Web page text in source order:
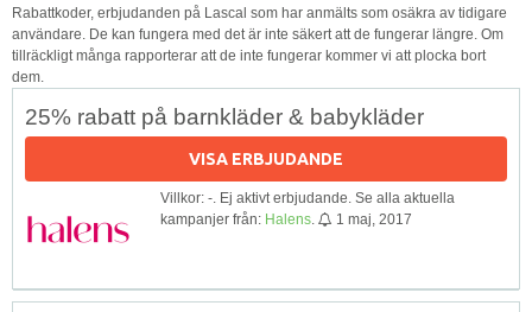
Rabattkoder, erbjudanden på Lascal som har anmälts som osäkra av tidigare
användare. De kan fungera med det är inte säkert att de fungerar längre. Om
tillräckligt många rapporterar att de inte fungerar kommer vi att plocka bort
dem.
25% rabatt på barnkläder & babykläder
VISA ERBJUDANDE
Villkor: -. Ej aktivt erbjudande. Se alla aktuella
kampanjer från: Halens 1 maj, 2017